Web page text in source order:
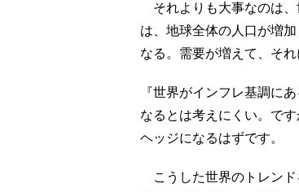
それよりも大事なのは、
は、地球全体の人口が増
なる。需要が増えて、そ
『世界がインフレ基調に
なるとは考えにくい。で
ヘッジになるはずです。
こうした世界のトレンド